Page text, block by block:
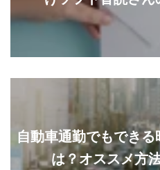
自動車通勤でもでき
は？オススメ方